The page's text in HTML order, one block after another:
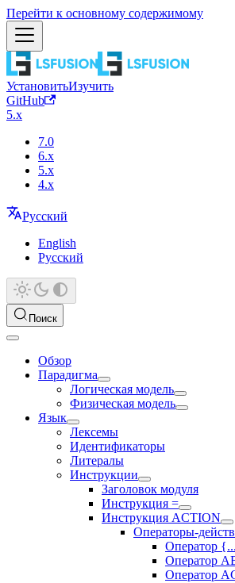
Перейти к основному содержимому
УстановитьИзучить
GitHub
5.x
7.0
6.x
5.x
4.x
Русский
English
Русский
Поиск
Обзор
Парадигма
Логическая модель
Физическая модель
Язык
Лексемы
Идентификаторы
Литералы
Инструкции
Заголовок модуля
Инструкция =
Инструкция ACTION
Операторы-
Оператор
Оператор
Оператор